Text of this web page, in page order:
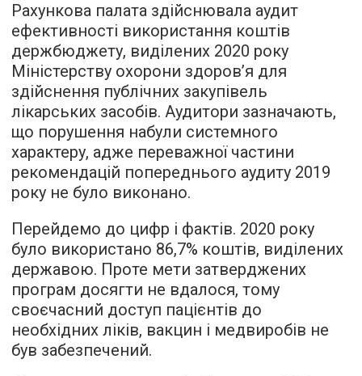
Рахункова палата здійснювала аудит
ефективності використання коштів
держбюджету, виділених 2020 року
Міністерству охорони здоров’я для
здійснення публічних закупівель
лікарських засобів. Аудитори зазначають,
що порушення набули системного
характеру, адже переважної частини
рекомендацій попереднього аудиту 2019
року не було виконано.
Перейдемо до цифр і фактів. 2020 року
було використано 86,7% коштів, виділених
державою. Проте мети затверджених
програм досягти не вдалося, тому
своєчасний доступ пацієнтів до
необхідних ліків, вакцин і медвиробів не
був забезпечений.